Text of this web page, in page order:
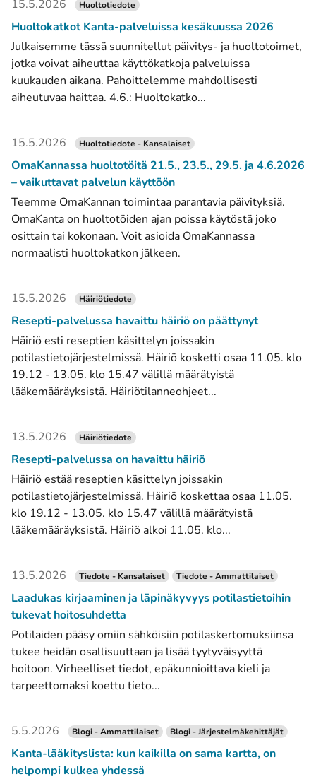
15.5.2026 Huoltotiedote
Huoltokatkot Kanta-palveluissa kesäkuussa 2026
Julkaisemme tässä suunnitellut päivitys- ja huoltotoimet,
jotka voivat aiheuttaa käyttökatkoja palveluissa
kuukauden aikana. Pahoittelemme mahdollisesti
aiheutuvaa haittaa. 4.6.: Huoltokatko...
15.5.2026 Huoltotiedote - Kansalaiset
OmaKannassa huoltotöitä 21.5., 23.5., 29.5. ja 4.6.2026
– vaikuttavat palvelun käyttöön
Teemme OmaKannan toimintaa parantavia päivityksiä.
OmaKanta on huoltotöiden ajan poissa käytöstä joko
osittain tai kokonaan. Voit asioida OmaKannassa
normaalisti huoltokatkon jälkeen.
15.5.2026 Häiriötiedote
Resepti-palvelussa havaittu häiriö on päättynyt
Häiriö esti reseptien käsittelyn joissakin
potilastietojärjestelmissä. Häiriö kosketti osaa 11.05. klo
19.12 - 13.05. klo 15.47 välillä määrätyistä
lääkemääräyksistä. Häiriötilanneohjeet...
13.5.2026 Häiriötiedote
Resepti-palvelussa on havaittu häiriö
Häiriö estää reseptien käsittelyn joissakin
potilastietojärjestelmissä. Häiriö koskettaa osaa 11.05.
klo 19.12 - 13.05. klo 15.47 välillä määrätyistä
lääkemääräyksistä. Häiriö alkoi 11.05. klo...
13.5.2026 Tiedote - Kansalaiset Tiedote - Ammattilaiset
Laadukas kirjaaminen ja läpinäkyvyys potilastietoihin
tukevat hoitosuhdetta
Potilaiden pääsy omiin sähköisiin potilaskertomuksiinsa
tukee heidän osallisuuttaan ja lisää tyytyväisyyttä
hoitoon. Virheelliset tiedot, epäkunnioittava kieli ja
tarpeettomaksi koettu tieto...
5.5.2026 Blogi - Ammattilaiset Blogi - Järjestelmäkehittäjät
Kanta-lääkityslista: kun kaikilla on sama kartta, on
helpompi kulkea yhdessä